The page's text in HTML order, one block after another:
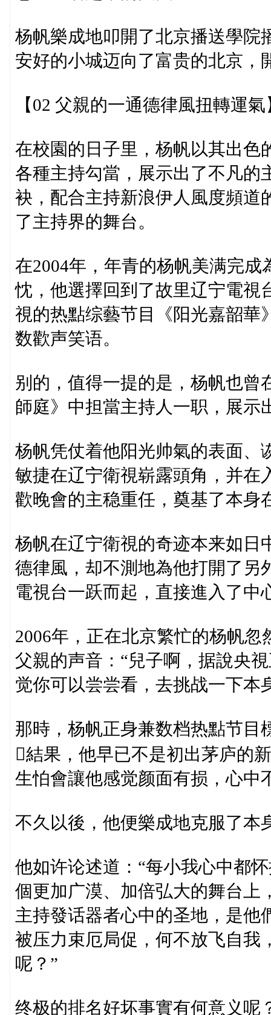
杨帆樂成地叩開了北京播送學院
安好的小城迈向了富贵的北京，
【02 父親的一通德律風扭轉運氣
在校園的日子里，杨帆以其出色
各種主持勾當，展示出了不凡的
袂，配合主持新浪伊人風度頻道
了主持界的舞台。
在2004年，年青的杨帆美满完
忱，他選擇回到了故里辽宁電視
視的热點综藝节目《阳光嘉韶華
数歡声笑语。
别的，值得一提的是，杨帆也曾
師庭》中担當主持人一职，展示
杨帆凭仗着他阳光帅氣的表面、
敏捷在辽宁衛視崭露頭角，并在
歡晚會的主稳重任，奠基了本身
杨帆在辽宁衛視的奇迹本来如日
德律風，却不測地為他打開了另
電視台一跃而起，直接進入了中
2006年，正在北京繁忙的杨帆
父親的声音：“兒子啊，据說央
觉你可以尝尝看，去挑战一下本
那時，杨帆正身兼数档热點节目
結果，他早已不是初出茅庐的
生怕會讓他感觉颜面有损，心中
不久以後，他便樂成地克服了本
他如许论述道：“每小我心中都
個更加广漠、加倍弘大的舞台上
主持發话器者心中的圣地，是他
被压力束厄局促，何不放飞自我
呢？”
终极的排名好坏事實有何意义呢